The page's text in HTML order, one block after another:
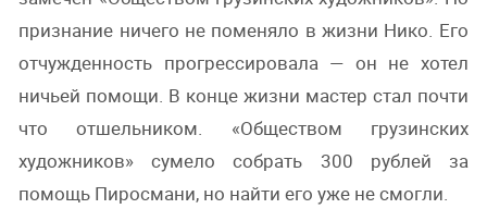
признание ничего не поменяло в жизни Нико. Его
отчужденность прогрессировала — он не хотел
ничьей помощи. В конце жизни мастер стал почти
что отшельником. «Обществом грузинских
художников» сумело собрать 300 рублей за
помощь Пиросмани, но найти его уже не смогли.